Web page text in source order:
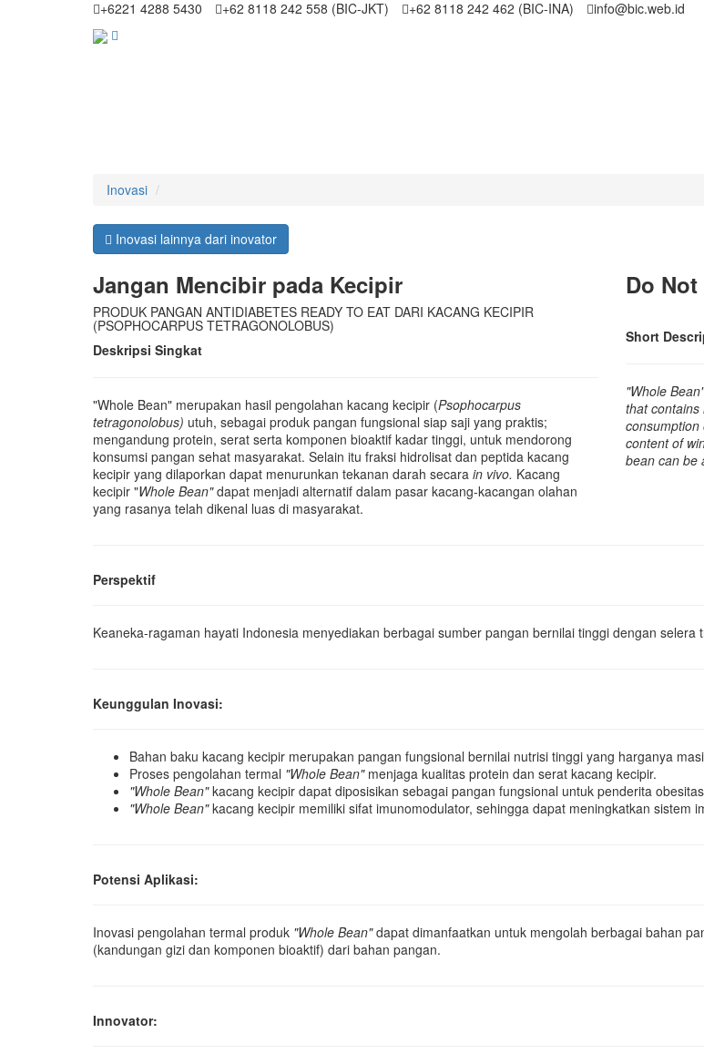
+6221 4288 5430 +62 8118 242 558 (BIC-JKT) +62 8118 242 462 (BIC-INA) info@bic.web.id
Inovasi
Inovasi lainnya dari inovator
Jangan Mencibir pada Kecipir
PRODUK PANGAN ANTIDIABETES READY TO EAT DARI KACANG KECIPIR
(PSOPHOCARPUS TETRAGONOLOBUS)
Deskripsi Singkat
"Whole Bean" merupakan hasil pengolahan kacang kecipir (Psophocarpus
tetragonolobus) utuh, sebagai produk pangan fungsional siap saji yang praktis;
mengandung protein, serat serta komponen bioaktif kadar tinggi, untuk mendorong
konsumsi pangan sehat masyarakat. Selain itu fraksi hidrolisat dan peptida kacang
kecipir yang dilaporkan dapat menurunkan tekanan darah secara in vivo. Kacang
kecipir "Whole Bean"dapat menjadi alternatif dalam pasar kacang-kacangan olahan
yang rasanya telah dikenal luas di masyarakat.
Do
Short
"Whole
that
content of
bean can be
Perspektif
Keaneka-ragaman hayati Indonesia menyediakan berbagai sumber pangan bernilai tinggi dengan
Keunggulan Inovasi:
Bahan baku kacang kecipir merupakan pangan fungsional bernilai nutrisi tinggi yang harganya
Proses pengolahan termal "Whole Bean" menjaga kualitas protein dan serat kacang kecipir.
"Whole Bean"kacang kecipir dapat diposisikan sebagai pangan fungsional untuk penderita
"Whole Bean"kacang kecipir memiliki sifat imunomodulator, sehingga dapat meningkatkan sistem
Potensi Aplikasi:
Inovasi pengolahan termal produk "Whole Bean"dapat dimanfaatkan untuk mengolah berbagai bahan
(kandungan gizi dan komponen bioaktif) dari bahan pangan.
Innovator: